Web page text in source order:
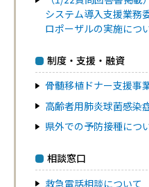
システム導入支援業務
ロポーザルの実施につ
制度・支援・融資
骨髄移植ドナー支援事
高齢者用肺炎球菌感染
県外での予防接種につ
相談窓口
救急電話相談について